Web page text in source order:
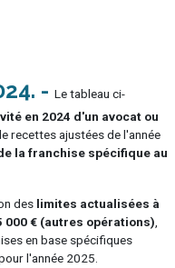
Le tableau ci-
en 2024 d'un avocat ou
recettes ajustées de l'année
la franchise spécifique au
des limites actualisées à
000 € (autres opérations)
en base spécifiques
l'année 2025.